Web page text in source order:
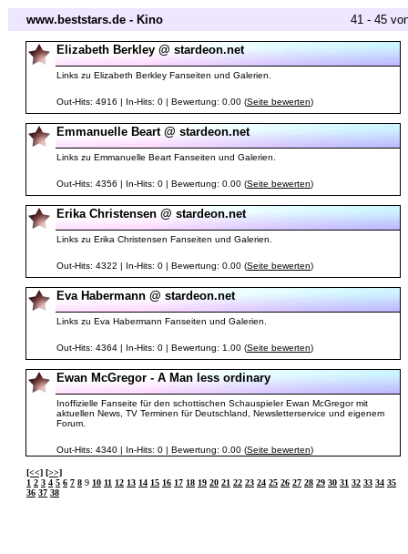
www.beststars.de - Kino 41 - 45
Elizabeth Berkley @ stardeon.net
Links zu Elizabeth Berkley Fanseiten und Galerien.
Out-Hits: 4916 | In-Hits: 0 | Bewertung: 0.00 (Seite bewerten)
Emmanuelle Beart @ stardeon.net
Links zu Emmanuelle Beart Fanseiten und Galerien.
Out-Hits: 4356 | In-Hits: 0 | Bewertung: 0.00 (Seite bewerten)
Erika Christensen @ stardeon.net
Links zu Erika Christensen Fanseiten und Galerien.
Out-Hits: 4322 | In-Hits: 0 | Bewertung: 0.00 (Seite bewerten)
Eva Habermann @ stardeon.net
Links zu Eva Habermann Fanseiten und Galerien.
Out-Hits: 4364 | In-Hits: 0 | Bewertung: 1.00 (Seite bewerten)
Ewan McGregor - A Man less ordinary
Inoffizielle Fanseite für den schottischen Schauspieler Ewan McGregor mit
aktuellen News, TV Terminen für Deutschland, Newsletterservice und eigenem
Forum.
Out-Hits: 4340 | In-Hits: 0 | Bewertung: 0.00 (Seite bewerten)
[<<] [>>]
1 2 3 4 5 6 7 8 9 10 11 12 13 14 15 16 17 18 19 20 21 22 23 24 25 26 27 28 29 30 31 32 33 34 35
36 37 38